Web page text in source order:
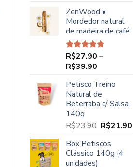
original
era:
R$96.00.
ZenWood •
Mordedor natural
de madeira de café
Avaliação
5.00de 5
R$27.90 –
R$39.90Faixa
preço:
R$27.90
através
Petisco Treino
Natural de
Beterraba c/ Salsa
140g
R$23.90 O
original
era:
R$21.90
Box Petiscos
Clássico 140g (4
unidades)